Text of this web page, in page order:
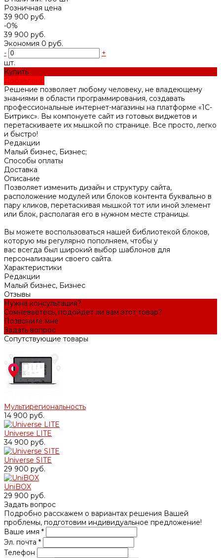
Розничная цена
39 900 руб.
-0%
39 900 руб.
Экономия 0 руб.
-
+
шт.
Купить
Добавлено
Решение позволяет любому человеку, не владеющему
знаниями в области программирования, создавать
профессиональные интернет-магазины на платформе «1С-
Битрикс». Вы компонуете сайт из готовых виджетов и
перетаскиваете их мышкой по странице. Все просто, легко
и быстро!
Редакции
Малый бизнес, Бизнес;
Способы оплаты
Доставка
Описание
Позволяет изменить дизайн и структуру сайта,
расположение модулей или блоков контента буквально в
пару кликов, перетаскивая мышкой тот или иной элемент
или блок, располагая его в нужном месте страницы.
Вы можете воспользоваться нашей библиотекой блоков,
которую мы регулярно пополняем, чтобы у
вас всегда был широкий выбор шаблонов для
персонализации своего сайта.
Характеристики
Редакции
Малый бизнес, Бизнес
Отзывы
Нужна консультация?
Сомневаетесь, подойдет ли вам этот товар?
Позвоните мне
Задать вопрос
Сопутствующие товары
Мультирегиональность
14 900 руб.
Universe LITE
34 900 руб.
Universe SITE
29 900 руб.
UniBOX
29 900 руб.
Задать вопрос
Подробно расскажем о вариантах решения Вашей
проблемы, подготовим индивидуальное предложение!
Ваше имя *
Эл. почта *
Телефон